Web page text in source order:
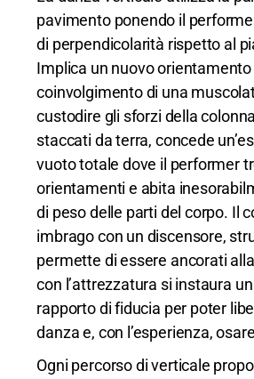
pavimento ponendo il
di perpendicolarità rispetto al
Implica un nuovo orientamento
coinvolgimento di una
custodire gli sforzi della
staccati da terra, concede
vuoto totale dove il performer
orientamenti e abita
di peso delle parti del corpo. Il
imbrago con un discensore,
permette di essere ancorati
con l’attrezzatura si instaura
rapporto di fiducia per poter
danza e, con l’esperienza,
Ogni percorso di verticale